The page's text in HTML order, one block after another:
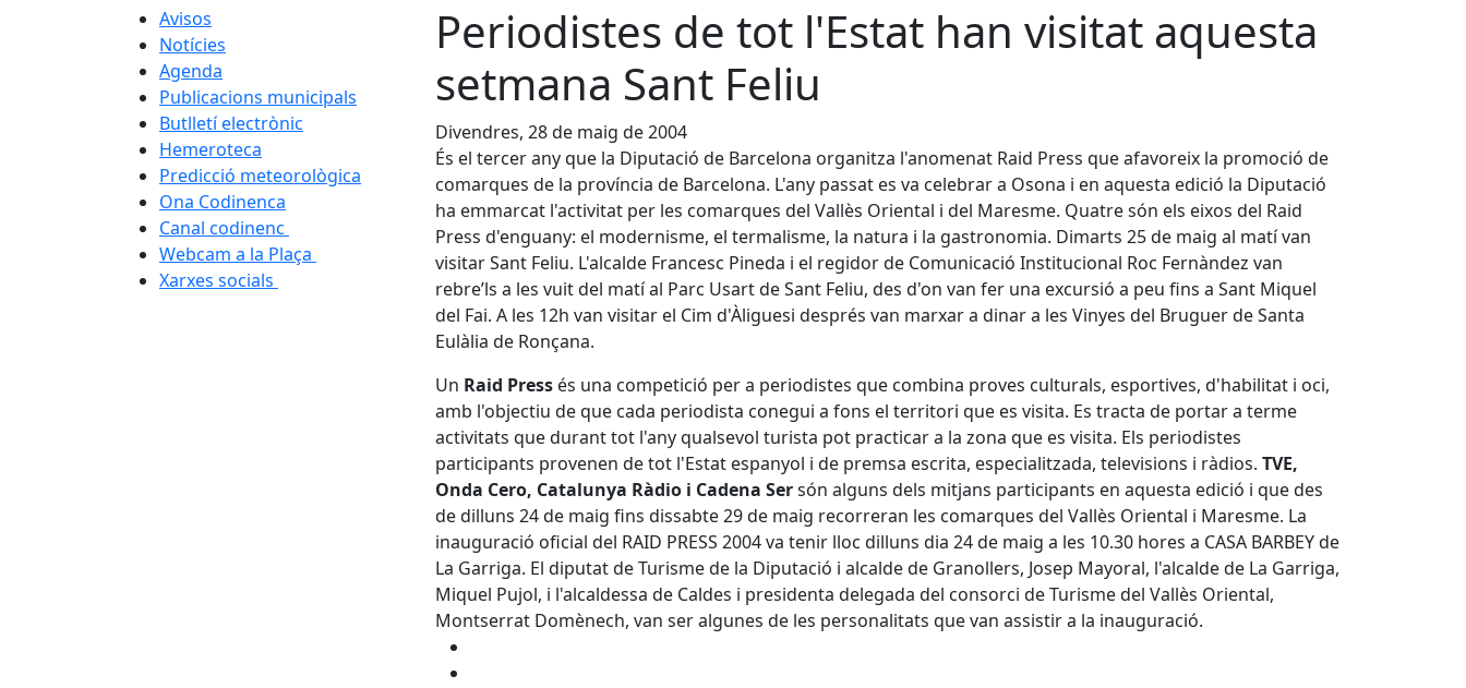
Avisos
Notícies
Agenda
Publicacions municipals
Butlletí electrònic
Hemeroteca
Predicció meteorològica
Ona Codinenca
Canal codinenc
Webcam a la Plaça
Xarxes socials
Periodistes de tot l'Estat han visitat aquesta
setmana Sant Feliu
Divendres, 28 de maig de 2004
És el tercer any que la Diputació de Barcelona organitza l'anomenat Raid Press que afavoreix la promoció de
comarques de la província de Barcelona. L'any passat es va celebrar a Osona i en aquesta edició la Diputació
ha emmarcat l'activitat per les comarques del Vallès Oriental i del Maresme. Quatre són els eixos del Raid
Press d'enguany: el modernisme, el termalisme, la natura i la gastronomia. Dimarts 25 de maig al matí van
visitar Sant Feliu. L'alcalde Francesc Pineda i el regidor de Comunicació Institucional Roc Fernàndez van
rebre’ls a les vuit del matí al Parc Usart de Sant Feliu, des d'on van fer una excursió a peu fins a Sant Miquel
del Fai. A les 12h van visitar el Cim d'Àliguesi després van marxar a dinar a les Vinyes del Bruguer de Santa
Eulàlia de Ronçana.
Un Raid Press és una competició per a periodistes que combina proves culturals, esportives, d'habilitat i oci,
amb l'objectiu de que cada periodista conegui a fons el territori que es visita. Es tracta de portar a terme
activitats que durant tot l'any qualsevol turista pot practicar a la zona que es visita. Els periodistes
participants provenen de tot l'Estat espanyol i de premsa escrita, especialitzada, televisions i ràdios. TVE,
Onda Cero, Catalunya Ràdio i Cadena Sersón alguns dels mitjans participants en aquesta edició i que des
de dilluns 24 de maig fins dissabte 29 de maig recorreran les comarques del Vallès Oriental i Maresme. La
inauguració oficial del RAID PRESS 2004 va tenir lloc dilluns dia 24 de maig a les 10.30 hores a CASA BARBEY de
La Garriga. El diputat de Turisme de la Diputació i alcalde de Granollers, Josep Mayoral, l'alcalde de La Garriga,
Miquel Pujol, i l'alcaldessa de Caldes i presidenta delegada del consorci de Turisme del Vallès Oriental,
Montserrat Domènech, van ser algunes de les personalitats que van assistir a la inauguració.